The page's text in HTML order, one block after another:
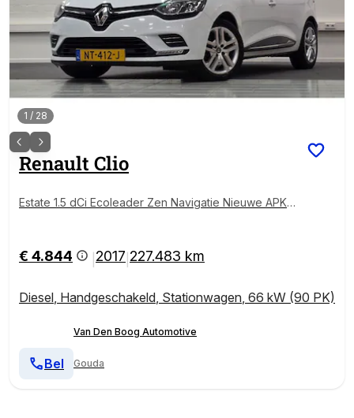
1 / 28
Renault Clio
Estate 1.5 dCi Ecoleader Zen Navigatie Nieuwe APK 3
€ 4.844 2017 227.483 km
Diesel, Handgeschakeld, Stationwagen, 66 kW (90 PK)
Van Den Boog Automotive
Gouda
Bel